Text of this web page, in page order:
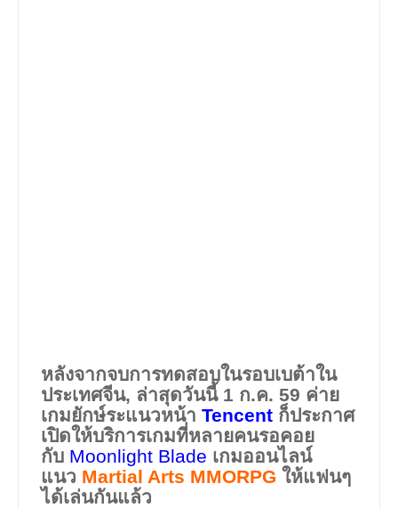
หลังจากจบการทดสอบในรอบเบต้าใน
ประเทศจีน, ล่าสุดวันนี้ 1 ก.ค. 59 ค่าย
เกมยักษ์ระแนวหน้า Tencent ก็ประกาศ
เปิดให้บริการเกมที่หลายคนรอคอย
กับ Moonlight Blade เกมออนไลน์
แนว Martial Arts MMORPG ให้แฟนๆ
ได้เล่นกันแล้ว